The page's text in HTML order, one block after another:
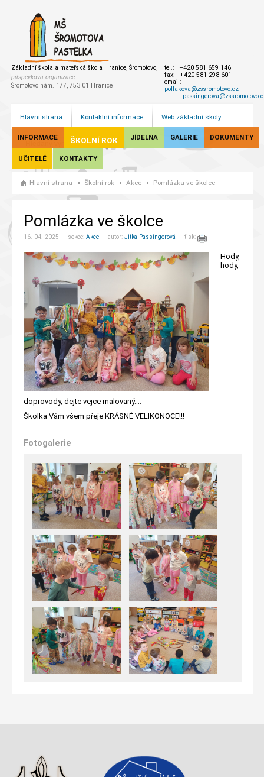
Základní škola a mateřská škola Hranice, Šromotovo,
příspěvková organizace
Šromotovo nám. 177, 753 01 Hranice
tel.: +420 581 659 146
fax: +420 581 298 601
email:
pollakova@zssromotovo.cz
Hlavní strana Kontaktní informace Web základní školy
INFORMACE ŠKOLNÍ ROK JÍDELNA GALERIE DOKUMENTY
UČITELÉ KONTAKTY
Hlavní strana Školní rok Akce Pomlázka ve školce
Pomlázka ve školce
16. 04. 2025 sekce: Akce autor: Jitka Passingerová tisk:
Hody,
hody,
doprovody, dejte vejce malovaný....
Školka Vám všem přeje KRÁSNÉ VELIKONOCE!!!
Fotogalerie